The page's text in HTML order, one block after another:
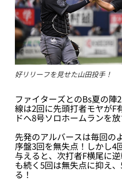
好リリーフを見せた山田投手！
ファイターズとのBs夏の
線は2回に先頭打者モヤがF
ドへ8号ソロホームランを
先発のアルバースは毎回の
序盤3回を無失点！しかし4
与えると、次打者F横尾に
も続く5回は無失点に抑え
る！